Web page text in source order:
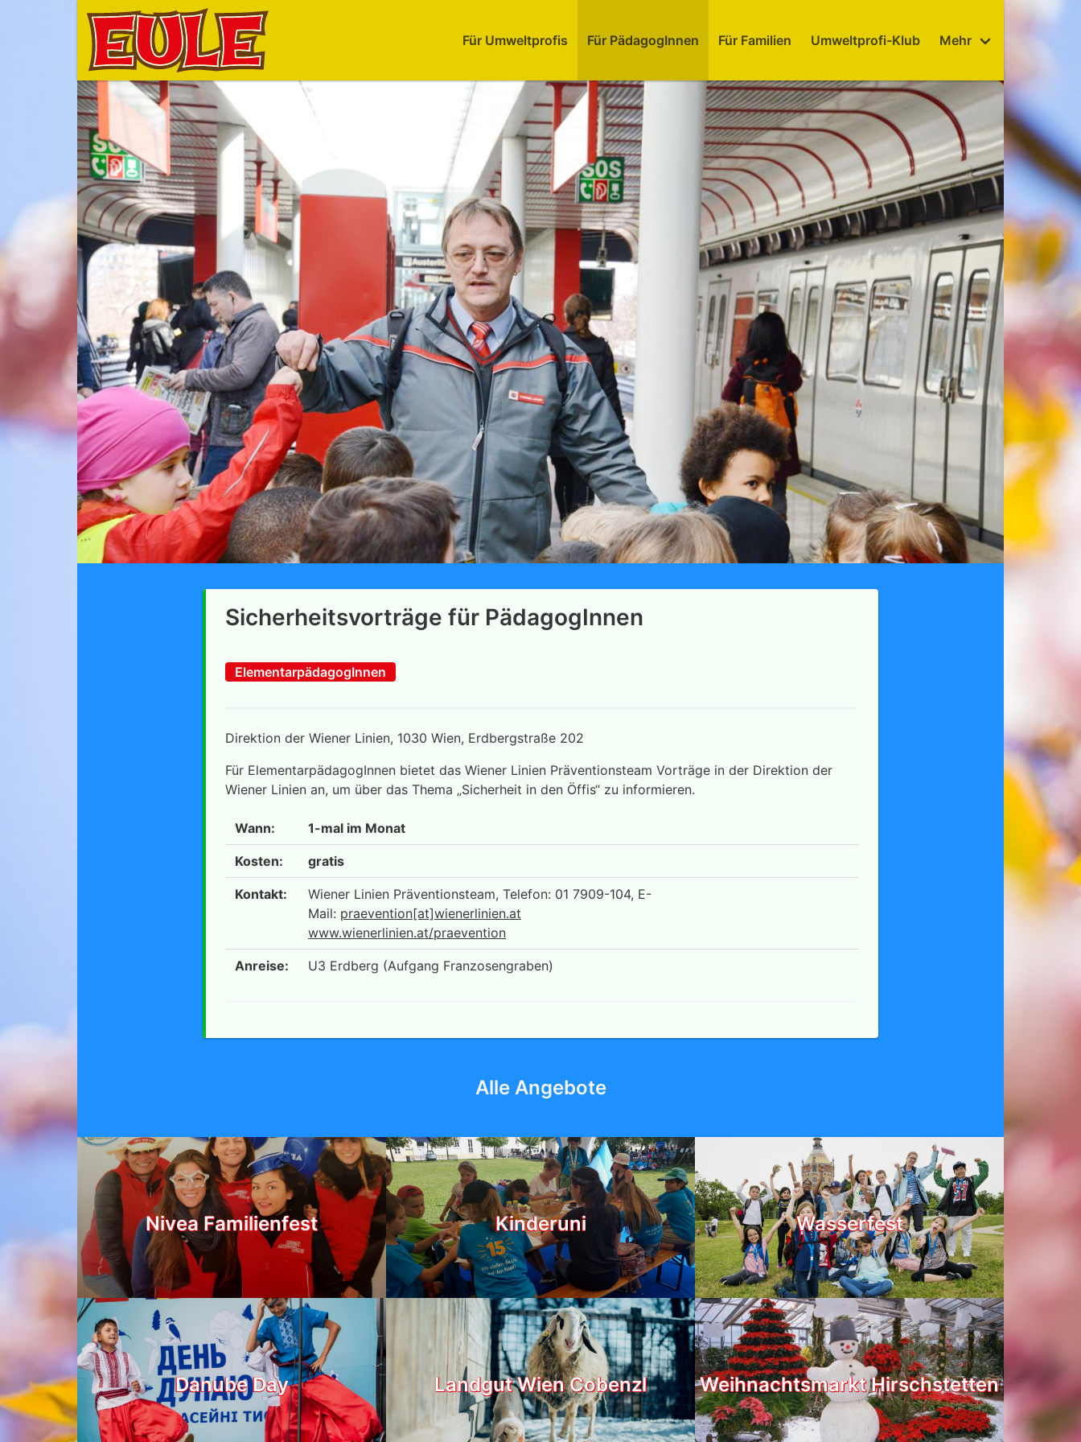
Für Umweltprofis Für PädagogInnen Für Familien Umweltprofi-Klub Mehr
Sicherheitsvorträge für PädagogInnen
ElementarpädagogInnen
Direktion der Wiener Linien, 1030 Wien, Erdbergstraße 202
Für ElementarpädagogInnen bietet das Wiener Linien Präventionsteam Vorträge in der Direktion der
Wiener Linien an, um über das Thema „Sicherheit in den Öffis“ zu informieren.
Wann: 1-mal im Monat
Kosten: gratis
Kontakt:
Wiener Linien Präventionsteam, Telefon: 01 7909-104, E-
Mail: praevention[at]wienerlinien.at
www.wienerlinien.at/praevention
Anreise: U3 Erdberg (Aufgang Franzosengraben)
Alle Angebote
Nivea Familienfest Kinderuni Wasserfest
Danube Day Landgut Wien Cobenzl Weihnachtsmarkt Hirschstetten